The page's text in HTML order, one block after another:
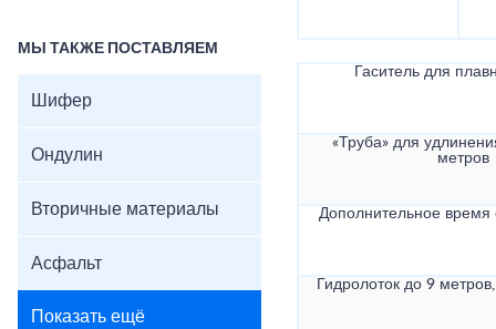
МЫ ТАКЖЕ ПОСТАВЛЯЕМ
Шифер
Ондулин
Вторичные материалы
Асфальт
Показать ещё
Гаситель для
«Труба» для
метров
Дополнительное
Гидролоток до 9